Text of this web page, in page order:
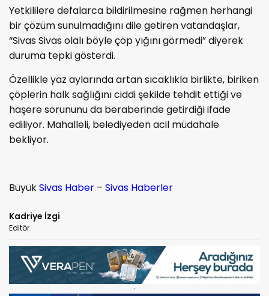
Yetkililere defalarca bildirilmesine rağmen herhangi
bir çözüm sunulmadığını dile getiren vatandaşlar,
“Sivas Sivas olalı böyle çöp yığını görmedi” diyerek
duruma tepki gösterdi.
Özellikle yaz aylarında artan sıcaklıkla birlikte, biriken
çöplerin halk sağlığını ciddi şekilde tehdit ettiği ve
haşere sorununu da beraberinde getirdiği ifade
ediliyor. Mahalleli, belediyeden acil müdahale
bekliyor.
BüyükSivas Haber – Sivas Haberler
Kadriye İzgi
Editör